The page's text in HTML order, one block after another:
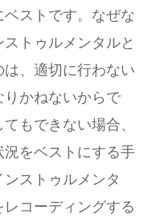
ストです。なぜな
トゥルメンタルと
、適切に行わない
かねないからで
もできない場合、
をベストにする手
ストゥルメンタ
コーディングする